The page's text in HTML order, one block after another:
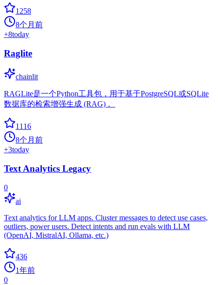
1258
8个月前
+8today
Raglite
chainlit
RAGLite是一个Python工具包，用于基于PostgreSQL或SQLite
数据库的检索增强生成 (RAG) 。
1116
8个月前
+3today
Text Analytics Legacy
0
ai
Text analytics for LLM apps. Cluster messages to detect use cases,
outliers, power users. Detect intents and run evals with LLM
(OpenAI, MistralAI, Ollama, etc.)
436
1年前
0